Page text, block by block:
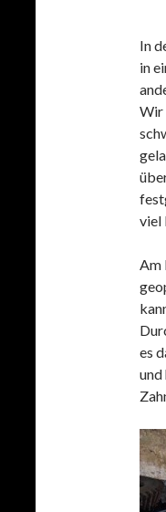
In
in
Wir
viel
Am
es
und